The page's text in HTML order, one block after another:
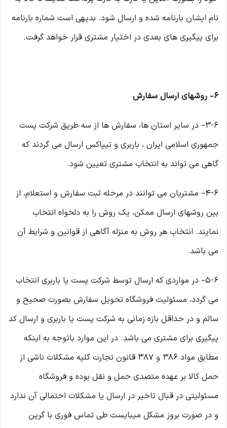
نام ایشان بارنامه شده و ارسال شود. بدیهی است شماره بارنامه
برای پیگیری های بعدی در اختیار مشتری قرار خواهد گرفت.
۶– روشهای ارسال سفارش
۳-۶– در سایر استان ها، سفارش ها از سه طریق شرکت پست
جمهوری اسلامی ایران ، باربری و تیپاکس ارسال می گردند که
گاهی می تواند به انتخاب مشتری تعیین شود.
۴-۶– مشتریان می توانند در مرحله ثبت سفارش و استعلام، از
بین روشهای ارسال ممکن، یک روش را به دلخواه انتخاب
نمایند. انتخاب هر روش به منزله آگاهی از قوانین و شرایط آن
می باشد.
۵-۶– در مواردی که ارسال توسط شرکت پست یا باربری انتخاب
می گردد، مسئولیت فروشگاه تحویل سفارش بصورت صحیح و
سالم و در حداقل بازه زمانی به شرکت پست یا باربری و ارسال کد
پیگیری برای مشتری می باشد. در این موارد باتوجه به اینکه
مطابق مواد ۳۸۶ و ۳۸۷ قانون تجارت کلیه مشکلات ناشی از
حمل کالا بر عهده متصدی حمل و نقل بوده و فروشگاه
مسئولیتی در قبال تاخیر در ارسال یا مشکلات احتمالی آن ندارد
و در صورت بروز مشکل میبایست طی تماس فوری با گرین